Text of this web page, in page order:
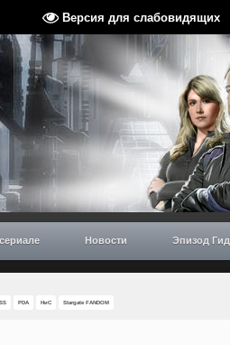
Версия для слабовидящих
Новости Эпизод Гид
PDA НиС Stargate FANDOM